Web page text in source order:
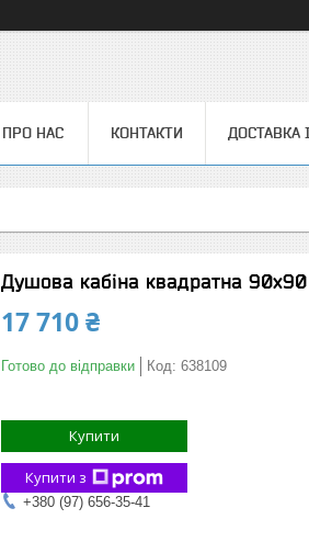
ПРО НАС КОНТАКТИ ДОСТАВКА
Душова кабіна квадратна
17 710 ₴
Готово до відправки Код: 638109
Купити
Купити з
+380 (97) 656-35-41